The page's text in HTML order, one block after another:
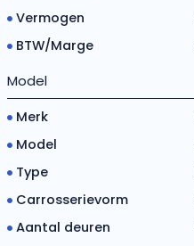
Vermogen
BTW/Marge
Model
Merk
Model
Type
Carrosserievorm
Aantal deuren